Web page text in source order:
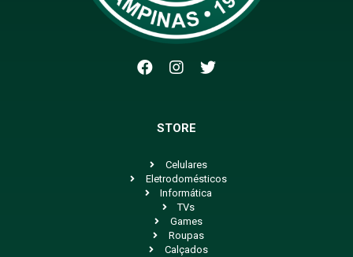
STORE
Celulares
Eletrodomésticos
Informática
TVs
Games
Roupas
Calçados